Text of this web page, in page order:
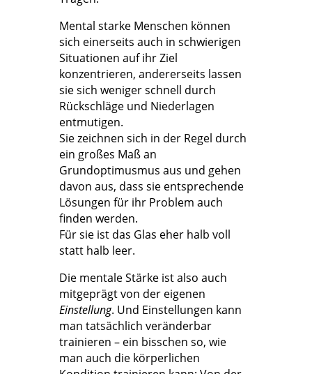
Mental starke Menschen können
sich einerseits auch in schwierigen
Situationen auf ihr Ziel
konzentrieren, andererseits lassen
sie sich weniger schnell durch
Rückschläge und Niederlagen
entmutigen.
Sie zeichnen sich in der Regel durch
ein großes Maß an
Grundoptimusmus aus und gehen
davon aus, dass sie entsprechende
Lösungen für ihr Problem auch
finden werden.
Für sie ist das Glas eher halb voll
statt halb leer.
Die mentale Stärke ist also auch
mitgeprägt von der eigenen
Einstellung. Und Einstellungen kann
man tatsächlich veränderbar
trainieren – ein bisschen so, wie
man auch die körperlichen